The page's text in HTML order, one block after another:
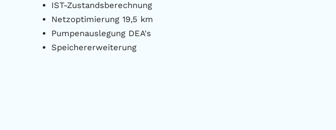
IST-Zustandsberechnung
Netzoptimierung 19,5 km
Pumpenauslegung DEA's
Speichererweiterung